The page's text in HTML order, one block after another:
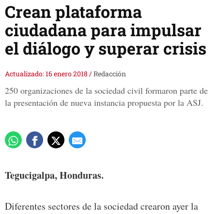
Crean plataforma
ciudadana para impulsar
el diálogo y superar crisis
Actualizado: 16 enero 2018 /Redacción
250 organizaciones de la sociedad civil formaron parte de
la presentación de nueva instancia propuesta por la ASJ.
Tegucigalpa, Honduras.
Diferentes sectores de la sociedad crearon ayer la